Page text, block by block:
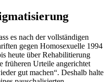
es nach der vollständigen
gegen Homosexuelle 1994
heute über Rehabilitierung
früheren Urteile angerichtet
gut machen“. Deshalb halte